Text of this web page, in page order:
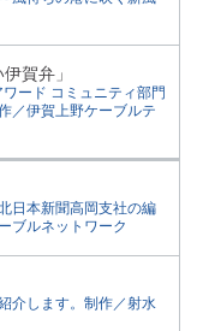
賀弁」
ード コミュニティ部門
／伊賀上野ケーブルテ
日本新聞高岡支社の編
ブルネットワーク
介します。制作／射水